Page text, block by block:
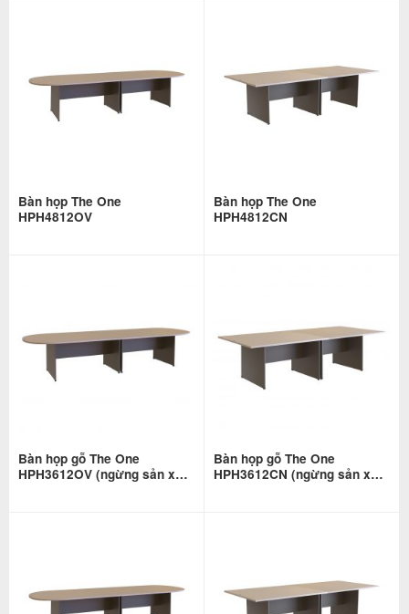
Bàn họp The One
HPH4812OV
Bàn họp The One
HPH4812CN
Bàn họp gỗ The One
HPH3612OV (ngừng sản xuất
Bàn họp gỗ The One
HPH3612CN (ngừng sản xuất